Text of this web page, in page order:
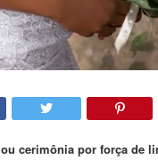
cerimônia por força de